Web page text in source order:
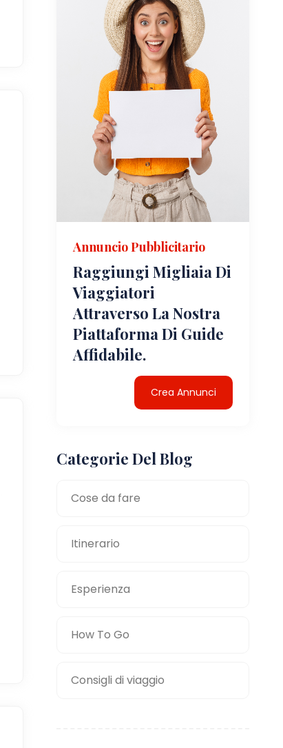
Annuncio Pubblicitario
Raggiungi Migliaia Di
Viaggiatori
Attraverso La Nostra
Piattaforma Di Guide
Affidabile.
Crea Annunci
Categorie Del Blog
Cose da fare
Itinerario
Esperienza
How To Go
Consigli di viaggio